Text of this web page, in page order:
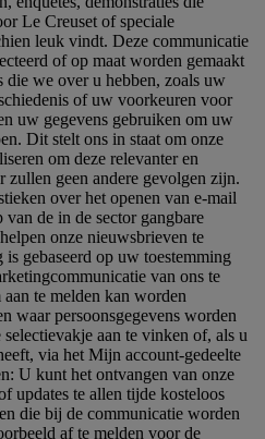
Le Creuset of speciale
leuk vindt. Deze communicatie
of op maat worden gemaakt
die we over u hebben, zoals uw
of uw voorkeuren voor
uw gegevens gebruiken om uw
Dit stelt ons in staat om onze
om deze relevanter en
zullen geen andere gevolgen zijn.
over het openen van e-mail
de in de sector gangbare
onze nieuwsbrieven te
gebaseerd op uw toestemming
van ons te
te melden kan worden
waar persoonsgegevens worden
aan te vinken of, als u
via het Mijn account-gedeelte
: U kunt het ontvangen van onze
updates te allen tijde kosteloos
die bij de communicatie worden
af te melden voor de